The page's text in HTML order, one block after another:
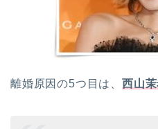
離婚原因の5つ目は、 西山